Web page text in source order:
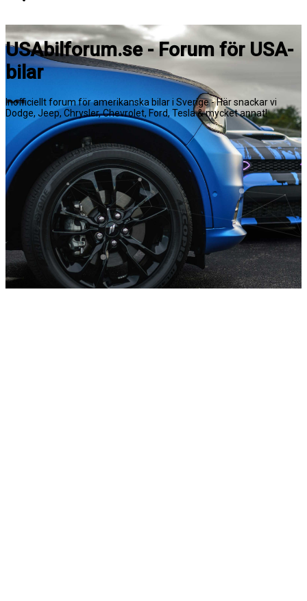
USAbilforum.se - Forum för USA-
bilar
Inofficiellt forum för amerikanska bilar i Sverige - Här snackar vi
Dodge, Jeep, Chrysler, Chevrolet, Ford, Tesla & mycket annat!